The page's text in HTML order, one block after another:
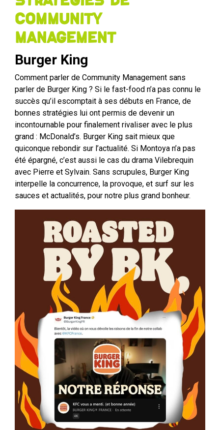
Community
Management
Burger King
Comment parler de Community Management sans
parler de Burger King ? Si le fast-food n’a pas connu le
succès qu’il escomptait à ses débuts en France, de
bonnes stratégies lui ont permis de devenir un
incontournable pour finalement rivaliser avec le plus
grand : McDonald’s. Burger King sait mieux que
quiconque rebondir sur l’actualité. Si Montoya n’a pas
été épargné, c’est aussi le cas du drama Vilebrequin
avec Pierre et Sylvain. Sans scrupules, Burger King
interpelle la concurrence, la provoque, et surf sur les
sauces et actualités, pour notre plus grand bonheur.